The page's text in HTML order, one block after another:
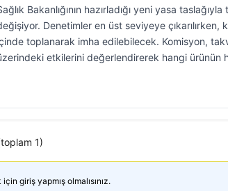
Bakanlığının hazırladığı yeni yasa
Denetimler en üst seviyeye
toplanarak imha edilebilecek. Komisyon,
etkilerini değerlendirerek hangi ürünün
1)
giriş yapmış olmalısınız.